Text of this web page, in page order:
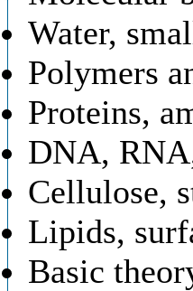
Water,
Polymers
Proteins,
DNA,
Cellulose,
Lipids,
Basic